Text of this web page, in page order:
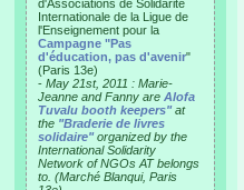
d'Associations de Solidarité
Internationale de la Ligue de
l'Enseignement pour la
Campagne "Pas
d'éducation, pas d'avenir"
(Paris 13e)
- May 21st, 2011 : Marie-
Jeanne and Fanny are Alofa
Tuvalu booth keepers"at
the "Braderie de livres
solidaire"organized by the
International Solidarity
Network of NGOs AT belongs
to. (Marché Blanqui, Paris